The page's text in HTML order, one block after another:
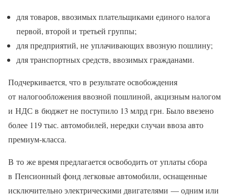
для товаров, ввозимых плательщиками единого налога
первой, второй и третьей группы;
для предприятий, не уплачивающих ввозную пошлину;
для транспортных средств, ввозимых гражданами.
Подчеркивается, что в результате освобождения
от налогообложения ввозной пошлиной, акцизным налогом
и НДС в бюджет не поступило 13 млрд грн. Было ввезено
более 119 тыс. автомобилей, нередки случаи ввоза авто
премиум-класса.
В то же время предлагается освободить от уплаты сбора
в Пенсионный фонд легковые автомобили, оснащенные
исключительно электрическими двигателями — одним или